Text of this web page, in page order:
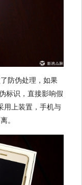
防伪处理，如果
标识，直接影响假
用上装置，手机与
。